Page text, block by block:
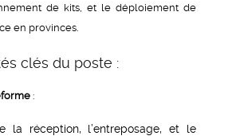
de kits, et le déploiement de
en provinces.
clés du poste :
:
la réception, l’entreposage, et le